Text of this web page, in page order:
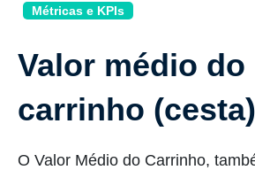
Métricas e KPIs
Valor médio do
carrinho (cesta)
O Valor Médio do Carrinho,